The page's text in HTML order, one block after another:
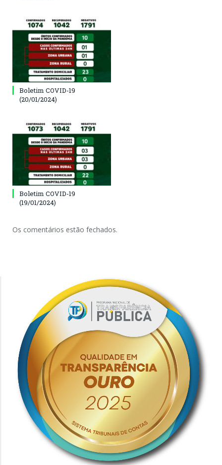
Boletim COVID-19
(20/01/2024)
Boletim COVID-19
(19/01/2024)
Os comentários estão fechados.